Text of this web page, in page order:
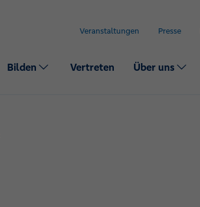
Veranstaltungen Presse
Bilden Vertreten Über uns